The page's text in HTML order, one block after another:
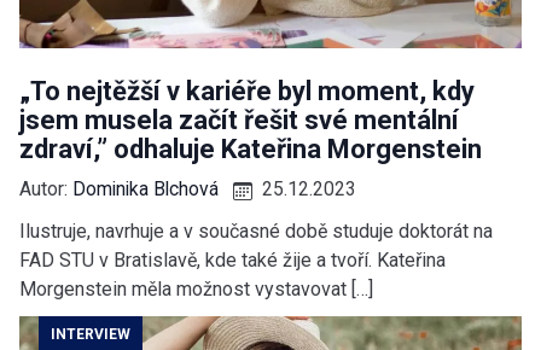
„To nejtěžší v kariéře byl moment, kdy
jsem musela začít řešit své mentální
zdraví,” odhaluje Kateřina Morgenstein
Autor: Dominika Blchová
25.12.2023
Ilustruje, navrhuje a v současné době studuje doktorát na
FAD STU v Bratislavě, kde také žije a tvoří. Kateřina
Morgenstein měla možnost vystavovat […]
INTERVIEW